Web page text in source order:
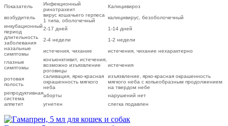
Показатель
Инфекционный
ринотрахеит
Калицивироз
возбудитель
вирус кошачьего герпеса
1 типа, оболочечный
калицивирус, безоболочечный
инкубационный
период
2-17 дней
1-14 дней
длительность
заболевания
2-4 недели
1-2 недели
назальные
симптомы
истечения, чихание
истечения, чихание нехарактерно
глазные
симптомы
конъюнктивит, истечения,
возможно изъязвление
роговицы
истечения
ротовая
полость
саливация, ярко-красная
окрашенность мягкого
неба
изъязвление, ярко-красная окрашенность
мягкого неба с копьеобразным продолжением
на твердом небе
репродуктивная
система
аборты
нарушений нет
аппетит
угнетен слегка подавлен